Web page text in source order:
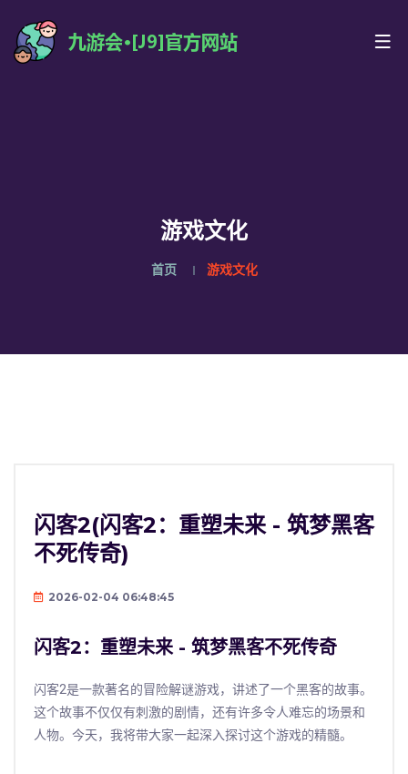
游戏文化
首页 游戏文化
闪客2(闪客2：重塑未来 - 筑梦黑客
不死传奇)
2026-02-04 06:48:45
闪客2：重塑未来 - 筑梦黑客不死传奇
闪客2是一款著名的冒险解谜游戏，讲述了一个黑客的故事。
这个故事不仅仅有刺激的剧情，还有许多令人难忘的场景和
人物。今天，我将带大家一起深入探讨这个游戏的精髓。